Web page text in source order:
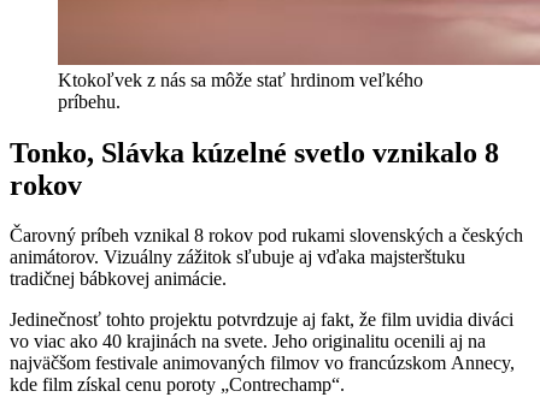
Ktokoľvek z nás sa môže stať hrdinom veľkého
príbehu.
Tonko, Slávka kúzelné svetlo vznikalo 8
rokov
Čarovný príbeh vznikal 8 rokov pod rukami slovenských a českých
animátorov. Vizuálny zážitok sľubuje aj vďaka majsterštuku
tradičnej bábkovej animácie.
Jedinečnosť tohto projektu potvrdzuje aj fakt, že film uvidia diváci
vo viac ako 40 krajinách na svete. Jeho originalitu ocenili aj na
najväčšom festivale animovaných filmov vo francúzskom Annecy,
kde film získal cenu poroty „Contrechamp“.